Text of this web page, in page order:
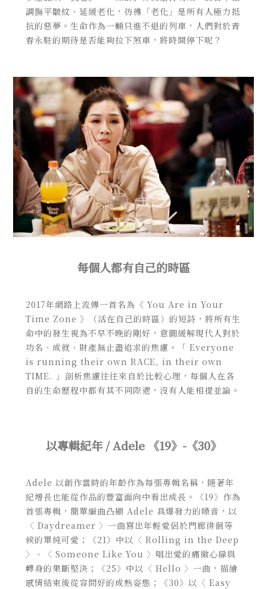
調撫平皺紋、延緩老化，彷彿「老化」是所有人極力抵
抗的惡夢。生命作為一輛只進不退的列車，人們對於青
春永駐的期待是否能夠拉下煞車，將時間停下呢？
每個人都有自己的時區
2017年網路上流傳一首名為《 You Are in Your
Time Zone 》（活在自己的時區）的短詩，將所有生
命中的發生視為不早不晚的剛好，意圖緩解現代人對於
功名、成就、財產無止盡追求的焦慮。「 Everyone
is running their own RACE, in their own
TIME. 」剖析焦慮往往來自於比較心理，每個人在各
自的生命歷程中都有其不同際遇，沒有人能相提並論。
以專輯紀年 / Adele 《19》-《30》
Adele 以創作當時的年齡作為每張專輯名稱，隨著年
紀增長也能從作品的豐富面向中看出成長。《19》作為
首張專輯，簡單編曲凸顯 Adele 具爆發力的嗓音，以
〈 Daydreamer 〉一曲寫出年輕愛侶於門廊徘徊等
候的單純可愛；《21》中以〈 Rolling in the Deep
〉、〈 Someone Like You 〉唱出愛的痛徹心扉與
轉身的果斷堅決；《25》中以〈 Hello 〉一曲，描繪
感情結束後從容問好的成熟姿態；《30》以〈 Easy